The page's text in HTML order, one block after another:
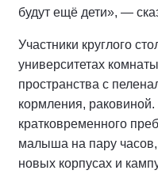
будут ещё дети», —
Участники круглого
университетах
пространства с
кормления,
кратковременного
малыша на пару часов,
новых корпусах и